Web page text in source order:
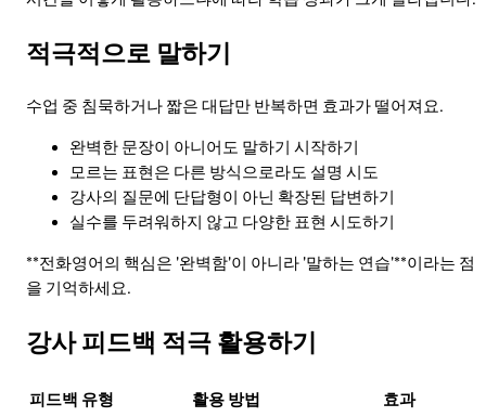
적극적으로 말하기
수업 중 침묵하거나 짧은 대답만 반복하면 효과가 떨어져요.
완벽한 문장이 아니어도 말하기 시작하기
모르는 표현은 다른 방식으로라도 설명 시도
강사의 질문에 단답형이 아닌 확장된 답변하기
실수를 두려워하지 않고 다양한 표현 시도하기
**전화영어의 핵심은 '완벽함'이 아니라 '말하는 연습'**이라는 점
을 기억하세요.
강사 피드백 적극 활용하기
피드백 유형 활용 방법 효과